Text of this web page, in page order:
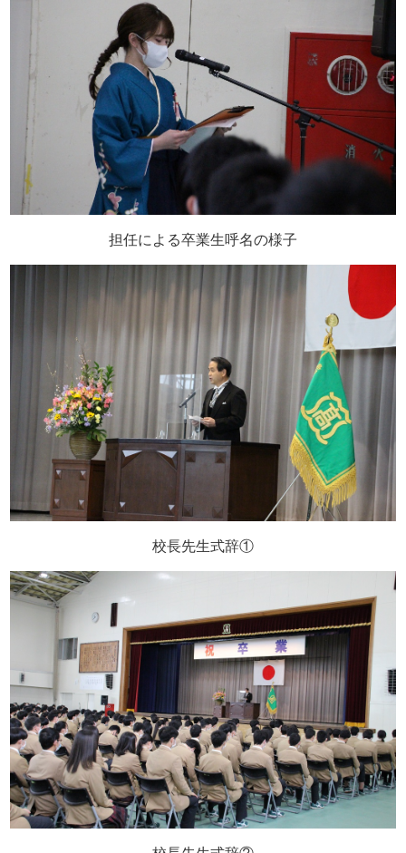
担任による卒業生呼名の様子
校長先生式辞①